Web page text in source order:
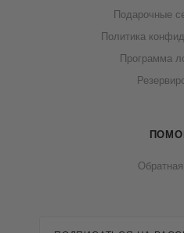
Подарочные
Политика
Программа